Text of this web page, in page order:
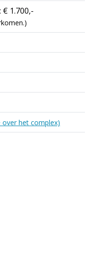
1.700,-
het complex)